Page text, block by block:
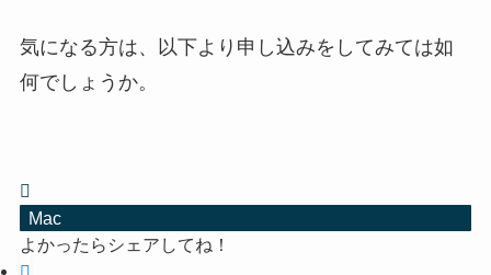
気になる方は、以下より申し込みをしてみては如
何でしょうか。
Mac
よかったらシェアしてね！